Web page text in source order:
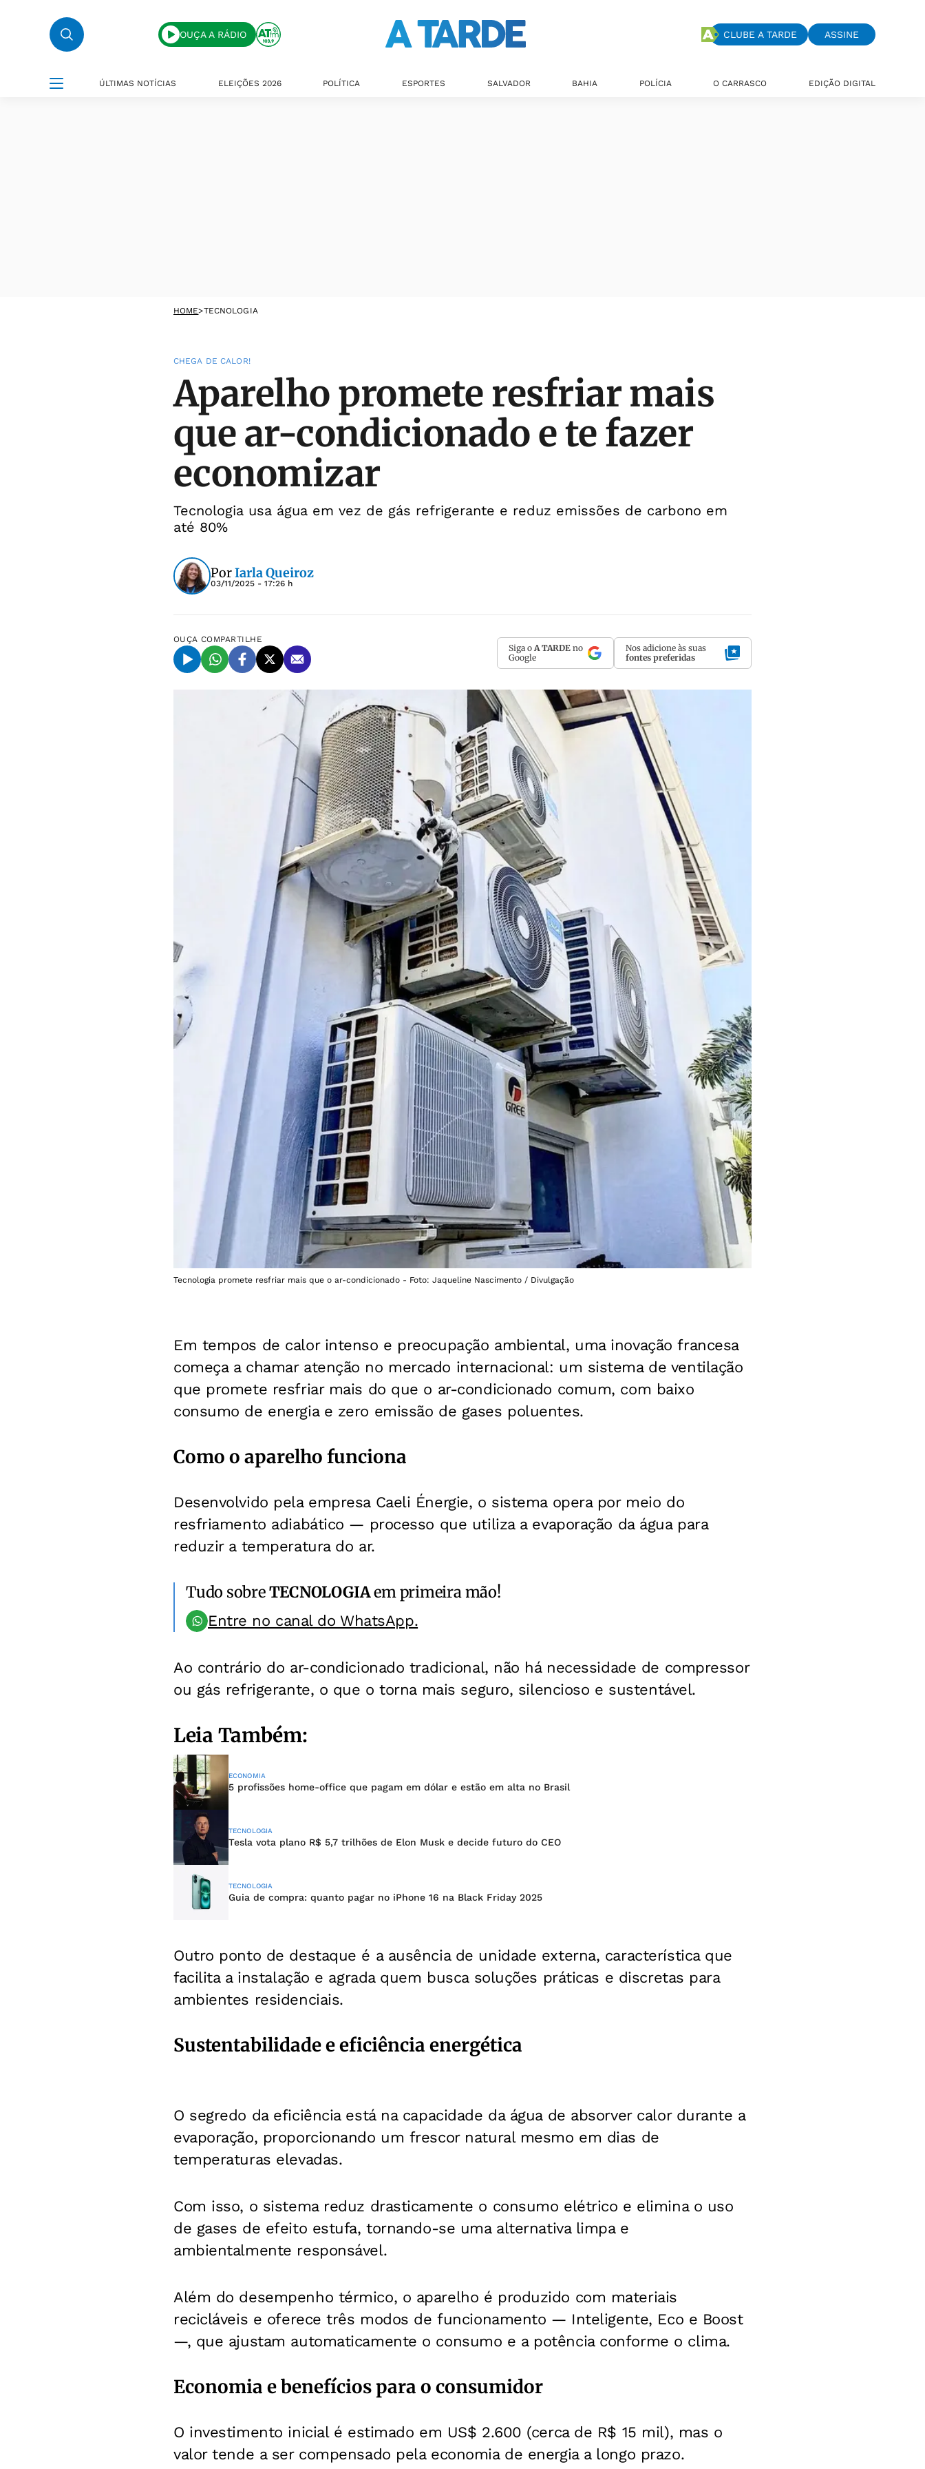
OUÇA A RÁDIO CLUBE A TARDE ASSINE
ÚLTIMAS NOTÍCIAS ELEIÇÕES 2026 POLÍTICA ESPORTES SALVADOR BAHIA POLÍCIA O CARRASCO EDIÇÃO DIGITAL
HOME>TECNOLOGIA
CHEGA DE CALOR!
Aparelho promete resfriar mais
que ar-condicionado e te fazer
economizar
Tecnologia usa água em vez de gás refrigerante e reduz emissões de carbono em
até 80%
PorIarla Queiroz
03/11/2025 - 17:26 h
OUÇA COMPARTILHE
Siga o A TARDE no
Google
Nos adicione às suas
fontes preferidas
Tecnologia promete resfriar mais que o ar-condicionado - Foto: Jaqueline Nascimento / Divulgação
Em tempos de calor intenso e preocupação ambiental, uma inovação francesa
começa a chamar atenção no mercado internacional: um sistema de ventilação
que promete resfriar mais do que o ar-condicionado comum, com baixo
consumo de energia e zero emissão de gases poluentes.
Como o aparelho funciona
Desenvolvido pela empresa Caeli Énergie, o sistema opera por meio do
resfriamento adiabático — processo que utiliza a evaporação da água para
reduzir a temperatura do ar.
Tudo sobreTECNOLOGIAem primeira mão!
Entre no canal do WhatsApp.
Ao contrário do ar-condicionado tradicional, não há necessidade de compressor
ou gás refrigerante, o que o torna mais seguro, silencioso e sustentável.
Leia Também:
ECONOMIA
5 profissões home-office que pagam em dólar e estão em alta no Brasil
TECNOLOGIA
Tesla vota plano R$ 5,7 trilhões de Elon Musk e decide futuro do CEO
TECNOLOGIA
Guia de compra: quanto pagar no iPhone 16 na Black Friday 2025
Outro ponto de destaque é a ausência de unidade externa, característica que
facilita a instalação e agrada quem busca soluções práticas e discretas para
ambientes residenciais.
Sustentabilidade e eficiência energética
O segredo da eficiência está na capacidade da água de absorver calor durante a
evaporação, proporcionando um frescor natural mesmo em dias de
temperaturas elevadas.
Com isso, o sistema reduz drasticamente o consumo elétrico e elimina o uso
de gases de efeito estufa, tornando-se uma alternativa limpa e
ambientalmente responsável.
Além do desempenho térmico, o aparelho é produzido com materiais
recicláveis e oferece três modos de funcionamento — Inteligente, Eco e Boost
—, que ajustam automaticamente o consumo e a potência conforme o clima.
Economia e benefícios para o consumidor
O investimento inicial é estimado em US$ 2.600 (cerca de R$ 15 mil), mas o
valor tende a ser compensado pela economia de energia a longo prazo.